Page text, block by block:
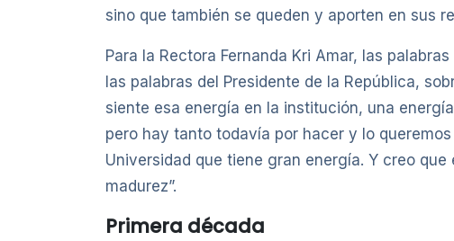
sino que también se queden y aporten en sus
Para la Rectora Fernanda Kri Amar, las
las palabras del Presidente de la República,
siente esa energía en la institución, una
pero hay tanto todavía por hacer y lo
Universidad que tiene gran energía. Y creo
madurez”.
Primera década